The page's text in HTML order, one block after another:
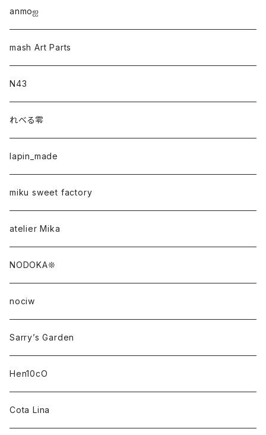
anmo‪ஐ‬
mash Art Parts
N43
れべる零
lapin_made
miku sweet factory
atelier Mika
NODOKA❊
nociw
Sarry’s Garden
Hen10cO
Cota Lina